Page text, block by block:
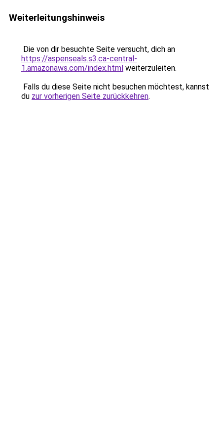
Weiterleitungshinweis
Die von dir besuchte Seite versucht, dich an
https://aspenseals.s3.ca-central-
1.amazonaws.com/index.html weiterzuleiten.
Falls du diese Seite nicht besuchen möchtest, kannst
du zur vorherigen Seite zurückkehren.